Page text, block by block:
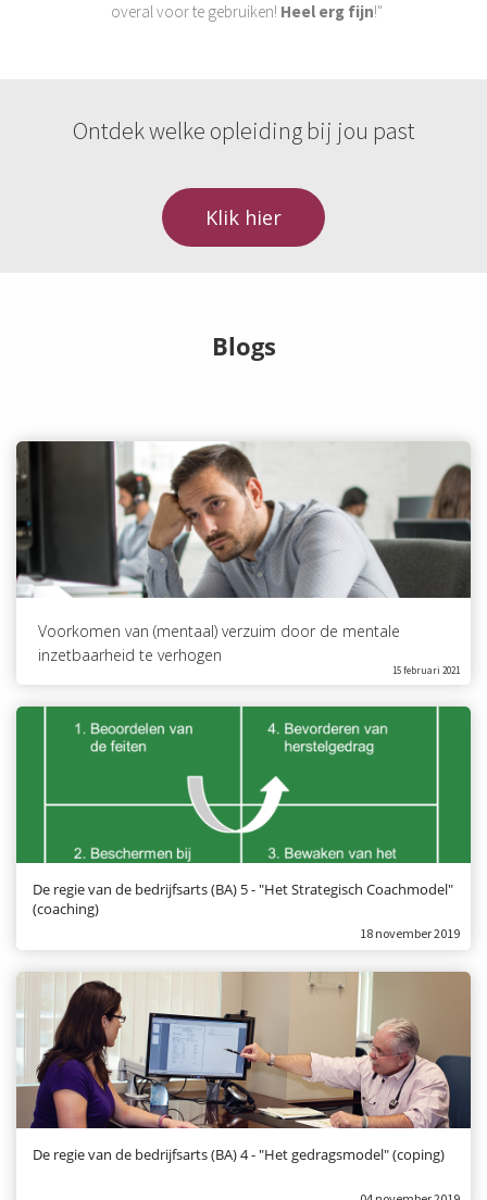
overal voor te gebruiken! Heel erg fijn!"
Ontdek welke opleiding bij jou past
Klik hier
Blogs
Voorkomen van (mentaal) verzuim door de mentale
inzetbaarheid te verhogen
15 februari 2021
De regie van de bedrijfsarts (BA) 5 - "Het Strategisch Coachmodel"
(coaching)
18 november 2019
De regie van de bedrijfsarts (BA) 4 - "Het gedragsmodel" (coping)